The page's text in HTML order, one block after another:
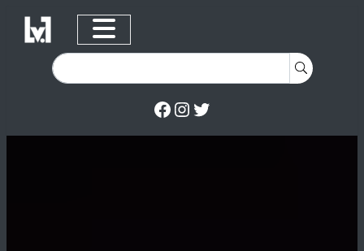
Skip to content
Facebook
Instagram
Posted on
Posted in
Posted in